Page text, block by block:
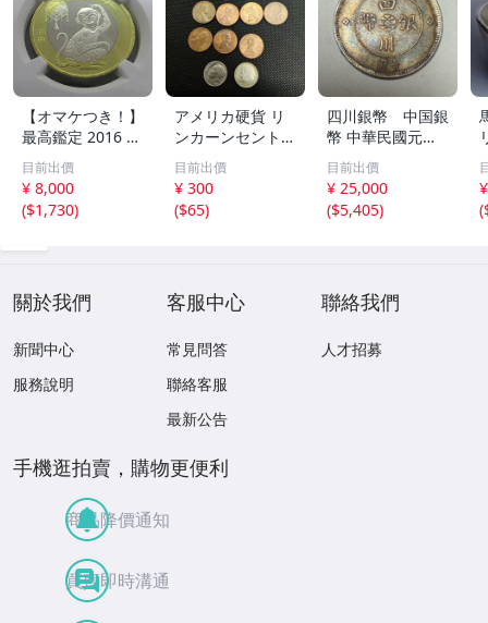
【オマケつき！】
最高鑑定 2016 中
国 10元 申年 猿
バイメタル NGC
MS69PL プルーフ
ライク 初期発行
目前出價
¥ 8,000
($1,730)
アメリカ硬貨 リ
ンカーンセント
他13枚セット 外
国コイン 古銭 コ
レクション
目前出價
¥ 300
($65)
四川銀幣 中国銀
幣 中華民國元年
軍政府造 壹圓 古
銭 銀貨 アンティ
ーク
目前出價
¥ 25,000
($5,405)
(
關於我們
新聞中心
服務說明
客服中心
常見問答
聯絡客服
最新公告
聯絡我們
人才招募
手機逛拍賣，購物更便利
商品降價通知
買賣即時溝通